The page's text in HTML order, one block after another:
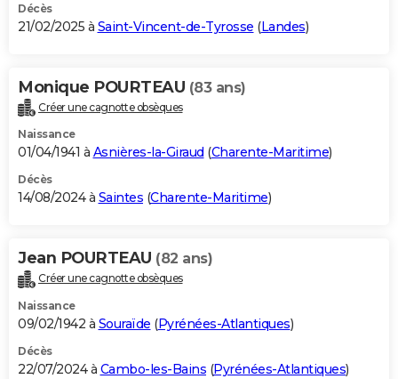
Décès
21/02/2025 à Saint-Vincent-de-Tyrosse (Landes)
Monique POURTEAU (83 ans)
Créer une cagnotte obsèques
Naissance
01/04/1941 à Asnières-la-Giraud (Charente-Maritime)
Décès
14/08/2024 à Saintes (Charente-Maritime)
Jean POURTEAU (82 ans)
Créer une cagnotte obsèques
Naissance
09/02/1942 à Souraïde (Pyrénées-Atlantiques)
Décès
22/07/2024 à Cambo-les-Bains (Pyrénées-Atlantiques)